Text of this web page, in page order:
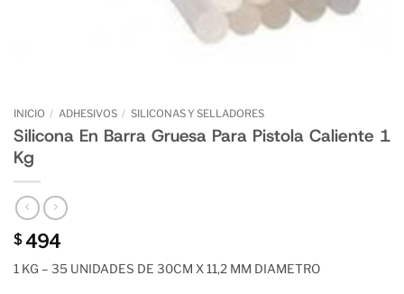
INICIO / ADHESIVOS / SILICONAS Y SELLADORES
Silicona En Barra Gruesa Para Pistola Caliente 1
Kg
$494
1 KG – 35 UNIDADES DE 30CM X 11,2 MM DIAMETRO